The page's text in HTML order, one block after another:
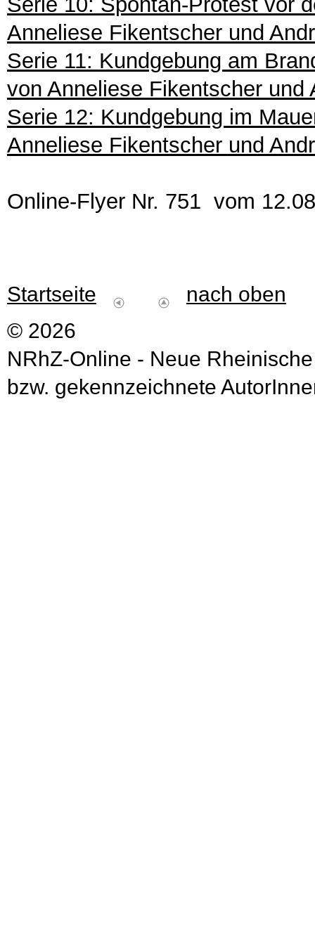
Anneliese Fikentscher und
Serie 11: Kundgebung am
von Anneliese Fikentscher und
Serie 12: Kundgebung im
Anneliese Fikentscher und
Online-Flyer Nr. 751 vom
Startseite
nach oben
© 2026
NRhZ-Online - Neue
bzw. gekennzeichnete